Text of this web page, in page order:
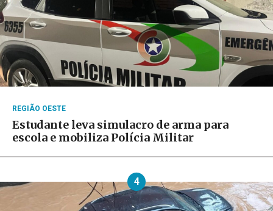
REGIÃO OESTE
Estudante leva simulacro de arma para
escola e mobiliza Polícia Militar
4